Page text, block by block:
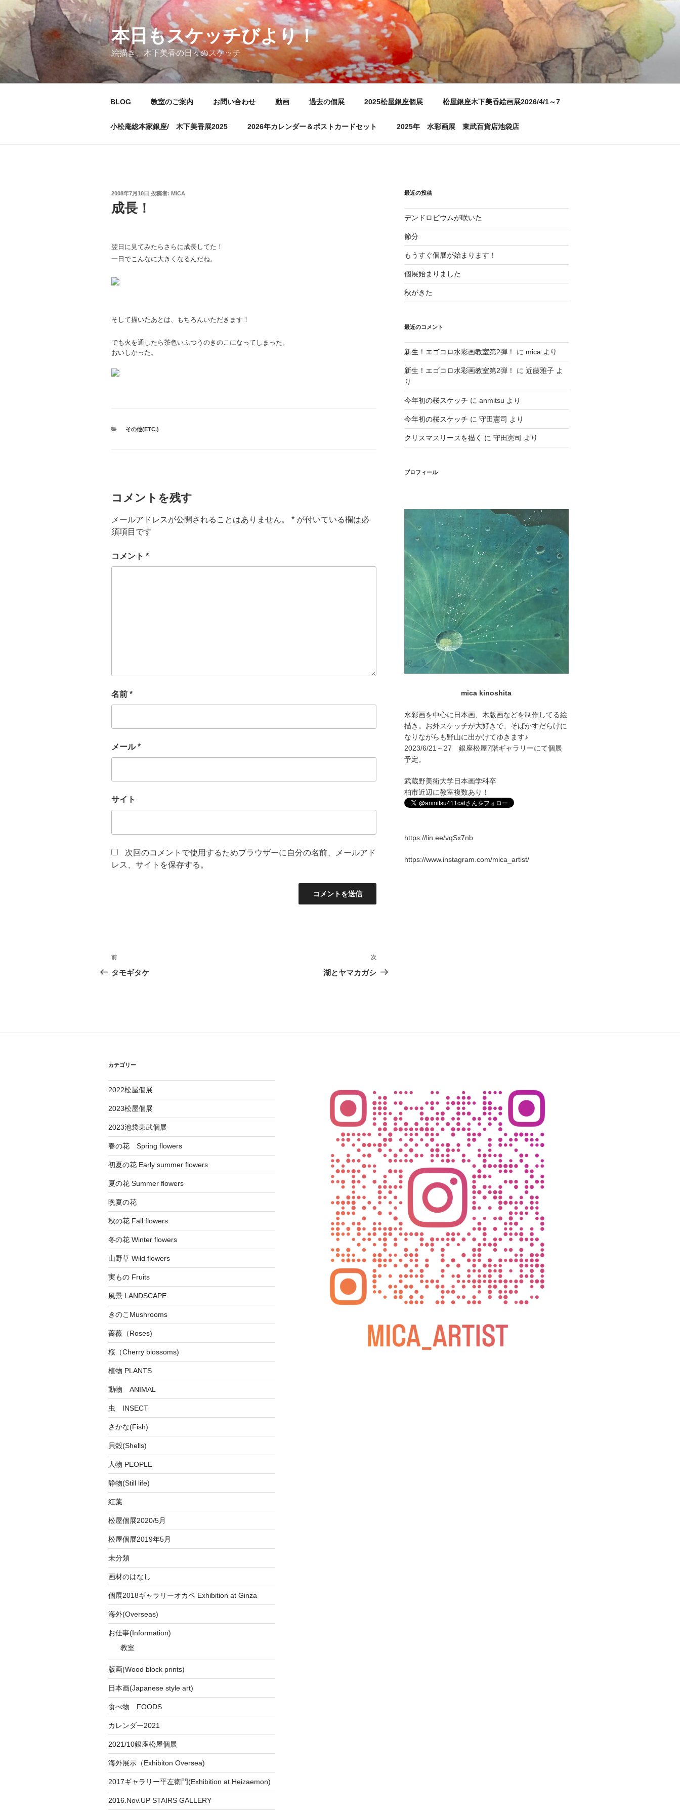
ン
テ
ン
ツ
へ
本日もスケッチびより！
絵描き、木下美香の日々のスケッチ
BLOG 教室のご案内 お問い合わせ 動画 過去の個展 2025松屋銀座個展 松屋銀座木下美香絵画展2026/4/1～7
小松庵総本家銀座/ 木下美香展2025 2026年カレンダー＆ポストカードセット 2025年 水彩画展 東武百貨店池袋店
投
日:
2008年7月10日 投稿者: MICA
成長！
翌日に見てみたらさらに成長してた！
一日でこんなに大きくなるんだね。
そして描いたあとは、もちろんいただきます！
でも火を通したら茶色いふつうのきのこになってしまった。
おいしかった。
カ
その他(ETC.)
コメントを残す
メールアドレスが公開されることはありません。 * が付いている欄は必
須項目です
コメント *
名前 *
メール*
サイト
次回のコメントで使用するためブラウザーに自分の名前、メールアド
レス、サイトを保存する。
投
稿
シ
ョ
ン
過
去
前
タモギタケ
次
の
次
湖とヤマカガシ
最近の投稿
デンドロビウムが咲いた
節分
もうすぐ個展が始まります！
個展始まりました
秋がきた
最近のコメント
新生！エゴコロ水彩画教室第2弾！ に mica より
新生！エゴコロ水彩画教室第2弾！ に 近藤雅子よ
り
今年初の桜スケッチ に anmitsu より
今年初の桜スケッチ に 守田憲司 より
クリスマスリースを描く に 守田憲司 より
プロフィール
mica kinoshita
水彩画を中心に日本画、木版画などを制作してる絵
描き。お外スケッチが大好きで、そばかすだらけに
なりながらも野山に出かけてゆきます♪
2023/6/21～27 銀座松屋7階ギャラリーにて個展
予定。
武蔵野美術大学日本画学科卒
柏市近辺に教室複数あり！
https://lin.ee/vqSx7nb
https://www.instagram.com/mica_artist/
カテゴリー
2022松屋個展
2023松屋個展
2023池袋東武個展
春の花 Spring flowers
初夏の花 Early summer flowers
夏の花 Summer flowers
晩夏の花
秋の花 Fall flowers
冬の花 Winter flowers
山野草 Wild flowers
実もの Fruits
風景 LANDSCAPE
きのこMushrooms
薔薇（Roses)
桜（Cherry blossoms)
植物 PLANTS
動物 ANIMAL
虫 INSECT
さかな(Fish)
貝殻(Shells)
人物 PEOPLE
静物(Still life)
紅葉
松屋個展2020/5月
松屋個展2019年5月
未分類
画材のはなし
個展2018ギャラリーオカベ Exhibition at Ginza
海外(Overseas)
お仕事(Information)
教室
版画(Wood block prints)
日本画(Japanese style art)
食べ物 FOODS
カレンダー2021
2021/10銀座松屋個展
海外展示（Exhibiton Oversea)
2017ギャラリー平左衛門(Exhibition at Heizaemon)
2016.Nov.UP STAIRS GALLERY